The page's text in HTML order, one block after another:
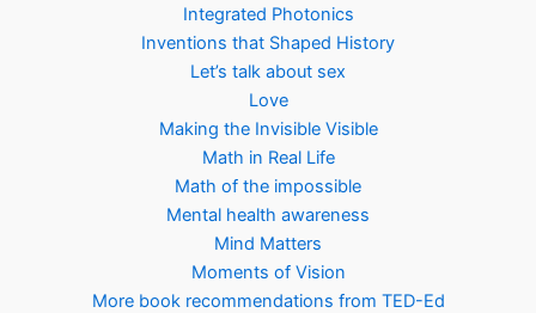
Integrated Photonics
Inventions that Shaped History
Let’s talk about sex
Love
Making the Invisible Visible
Math in Real Life
Math of the impossible
Mental health awareness
Mind Matters
Moments of Vision
More book recommendations from TED-Ed